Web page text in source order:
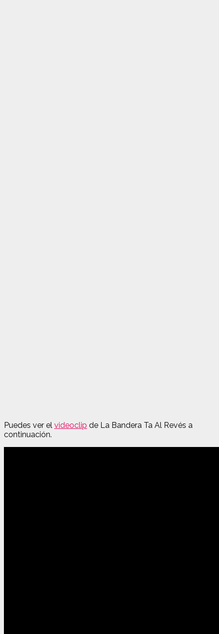
Puedes ver el videoclip de La Bandera Ta Al Revés a
continuación.